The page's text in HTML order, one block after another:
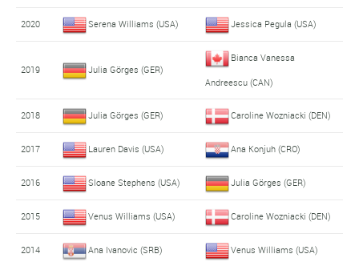
2020 Serena Williams (USA) Jessica Pegula (USA)
2019 Julia Görges (GER)
Bianca Vanessa
Andreescu (CAN)
2018 Julia Görges (GER) Caroline Wozniacki (DEN)
2017 Lauren Davis (USA) Ana Konjuh (CRO)
2016 Sloane Stephens (USA) Julia Görges (GER)
2015 Venus Williams (USA) Caroline Wozniacki (DEN)
2014 Ana Ivanovic (SRB) Venus Williams (USA)